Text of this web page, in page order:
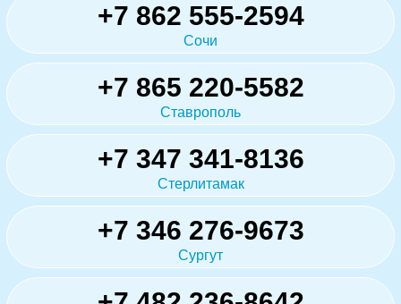
+7 862 555-2594
Сочи
+7 865 220-5582
Ставрополь
+7 347 341-8136
Стерлитамак
+7 346 276-9673
Сургут